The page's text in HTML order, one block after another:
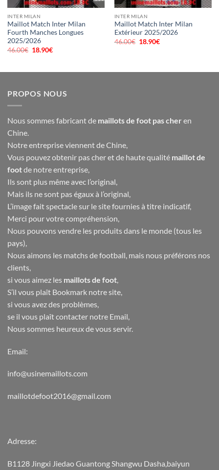
INTER MILAN
Maillot Match Inter Milan
Fourth Manches Longues
2025/2026
46.00€ Le
18.90€Le
INTER MILAN
Maillot Match Inter Milan
Extérieur 2025/2026
46.00€ Le
18.90€Le
PROPOS NOUS
Nous sommes fabricant de maillots de foot pas cher en
Chine.
Notre entreprise viennent de Chine,
Vous pouvez obtenir pas cher et de haute qualité maillot de
footde notre entreprise,
Ils sont plus même avec l’original,
Mais ils ne sont pas égaux à l’original,
L’image fait spectacle sur le site fournies à titre indicatif,
Merci pour votre compréhension,
Nous pouvons vendre les produits dans le monde (tous les
pays),
Nous aimons les matchs de football, mais nous préférons nos
clients,
si vous aimez les maillots de foot,
S’il vous plaît Bookmark notre site,
si vous avez des problèmes,
se il vous plaît contacter notre Email,
Nous sommes heureux de vous servir.
Email:
info@usinemaillots.com
maillotdefoot2016@gmail.com
Adresse:
B1128 Jingxi Jiedao Guantong Shangwu Dasha,baiyun